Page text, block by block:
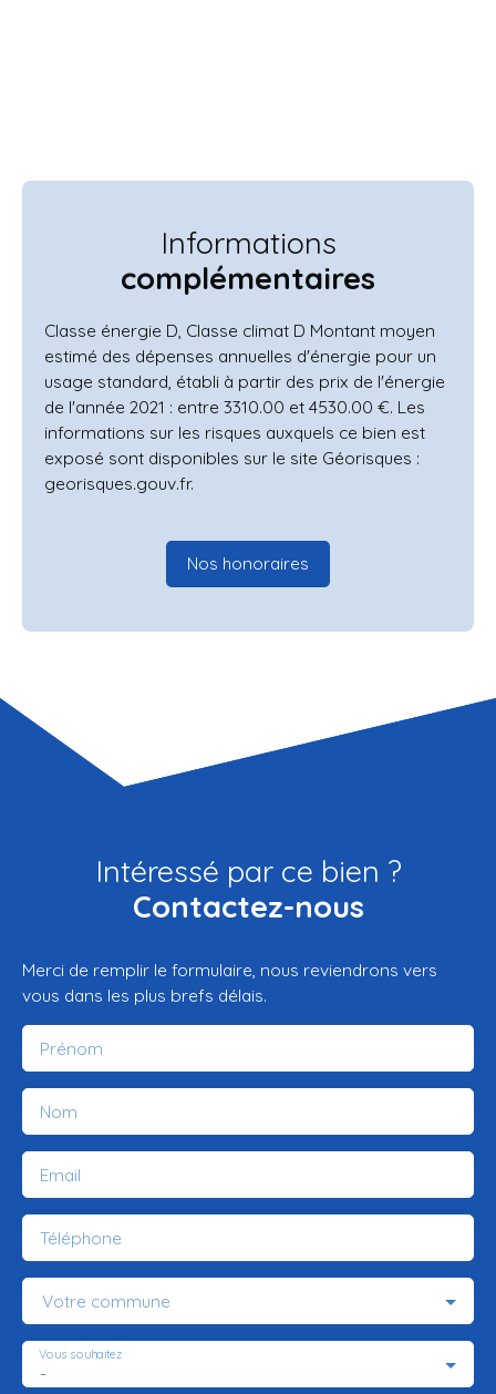
Informations
complémentaires
Classe énergie D, Classe climat D Montant moyen
estimé des dépenses annuelles d'énergie pour un
usage standard, établi à partir des prix de l'énergie
de l'année 2021 : entre 3310.00 et 4530.00 €. Les
informations sur les risques auxquels ce bien est
exposé sont disponibles sur le site Géorisques :
georisques.gouv.fr.
Nos honoraires
Intéressé par ce bien ?
Contactez-nous
Merci de remplir le formulaire, nous reviendrons vers
vous dans les plus brefs délais.
Prénom
Nom
Email
Téléphone
Votre commune
-
Vous souhaitez